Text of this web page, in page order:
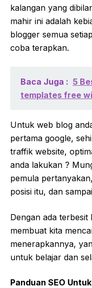
kalangan yang
mahir ini adalah
blogger semua
coba terapkan.
Baca Juga : 5
templates free
Untuk web blog
pertama google,
traffik website,
anda lakukan ?
pemula
posisi itu, dan
Dengan ada
membuat kita
menerapkannya,
untuk belajar dan
Panduan SEO